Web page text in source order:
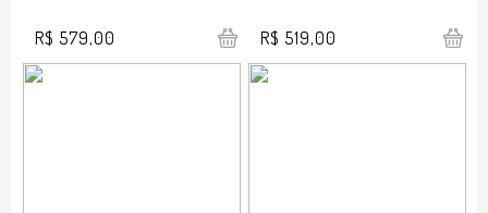
R$ 579,00 R$ 519,00